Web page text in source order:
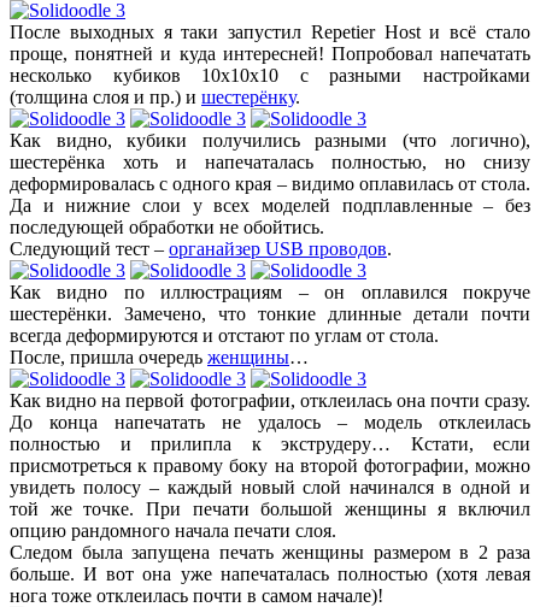
После выходных я таки запустил Repetier Host и всё стало
проще, понятней и куда интересней! Попробовал напечатать
несколько кубиков 10х10х10 с разными настройками
(толщина слоя и пр.) и шестерёнку.
Как видно, кубики получились разными (что логично),
шестерёнка хоть и напечаталась полностью, но снизу
деформировалась с одного края – видимо оплавилась от стола.
Да и нижние слои у всех моделей подплавленные – без
последующей обработки не обойтись.
Следующий тест – органайзер USB проводов.
Как видно по иллюстрациям – он оплавился покруче
шестерёнки. Замечено, что тонкие длинные детали почти
всегда деформируются и отстают по углам от стола.
После, пришла очередь женщины…
Как видно на первой фотографии, отклеилась она почти сразу.
До конца напечатать не удалось – модель отклеилась
полностью и прилипла к экструдеру… Кстати, если
присмотреться к правому боку на второй фотографии, можно
увидеть полосу – каждый новый слой начинался в одной и
той же точке. При печати большой женщины я включил
опцию рандомного начала печати слоя.
Следом была запущена печать женщины размером в 2 раза
больше. И вот она уже напечаталась полностью (хотя левая
нога тоже отклеилась почти в самом начале)!